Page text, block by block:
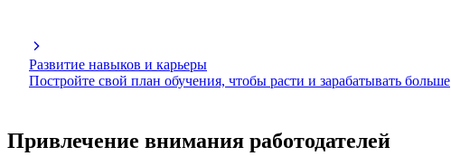
Развитие навыков и карьеры
Постройте свой план обучения, чтобы расти и зарабатывать больше
Привлечение внимания работодателей